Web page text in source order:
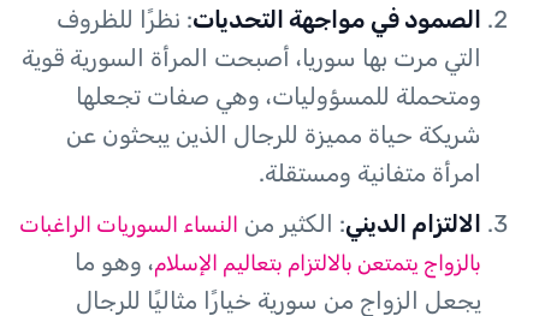
الصمود في مواجهة التحديات: نظرًا للظروف
التي مرت بها سوريا، أصبحت المرأة السورية قوية
ومتحملة للمسؤوليات، وهي صفات تجعلها
شريكة حياة مميزة للرجال الذين يبحثون عن
امرأة متفانية ومستقلة.
الالتزام الديني: الكثير من النساء السوريات الراغبات
بالزواج يتمتعن بالالتزام بتعاليم الإسلام، وهو ما
يجعل الزواج من سورية خيارًا مثاليًا للرجال